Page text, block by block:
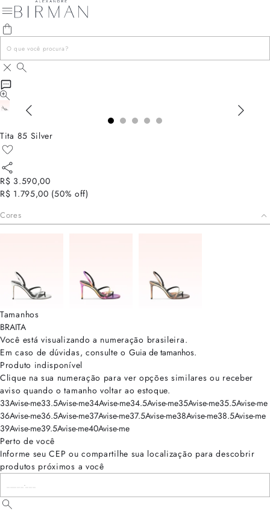
Tita 85 Silver
R$ 3.590,00
R$ 1.795,00 (50% off)
Cores
Tamanhos
BRAITA
Você está visualizando a numeração brasileira.
Em caso de dúvidas, consulte o Guia de tamanhos.
Produto indisponível
Clique na sua numeração para ver opções similares ou receber
aviso quando o tamanho voltar ao estoque.
33Avise-me33.5Avise-me34Avise-me34.5Avise-me35Avise-me35.5Avise-me
36Avise-me36.5Avise-me37Avise-me37.5Avise-me38Avise-me38.5Avise-me
39Avise-me39.5Avise-me40Avise-me
Perto de você
Informe seu CEP ou compartilhe sua localização para descobrir
produtos próximos a você